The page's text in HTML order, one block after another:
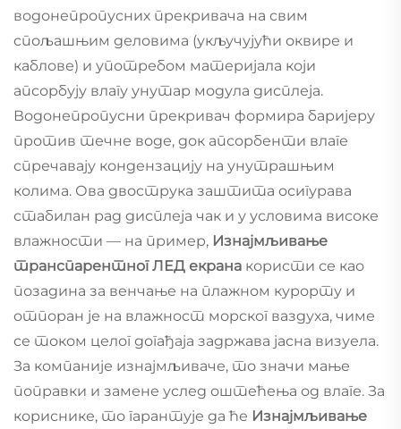
водонепропусних прекривача на свим
спољашњим деловима (укључујући оквире и
каблове) и употребом материјала који
апсорбују влагу унутар модула дисплеја.
Водонепропусни прекривач формира баријеру
против течне воде, док апсорбенти влаге
спречавају кондензацију на унутрашњим
колима. Ова двострука заштита осигурава
стабилан рад дисплеја чак и у условима високе
влажности — на пример, Изнајмљивање
транспарентног ЛЕД екрана користи се као
позадина за венчање на плажном курорту и
отпоран је на влажност морског ваздуха, чиме
се током целог догађаја задржава јасна визуела.
За компаније изнајмљиваче, то значи мање
поправки и замене услед оштећења од влаге. За
кориснике, то гарантује да ће Изнајмљивање